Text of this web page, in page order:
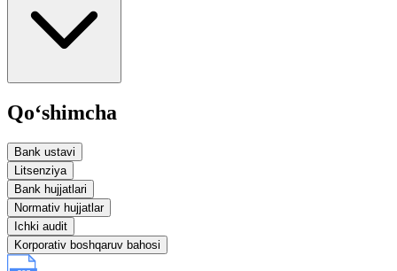
Qo‘shimcha
Bank ustavi
Litsenziya
Bank hujjatlari
Normativ hujjatlar
Ichki audit
Korporativ boshqaruv bahosi